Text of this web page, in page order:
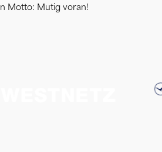
Motto: Mutig voran!